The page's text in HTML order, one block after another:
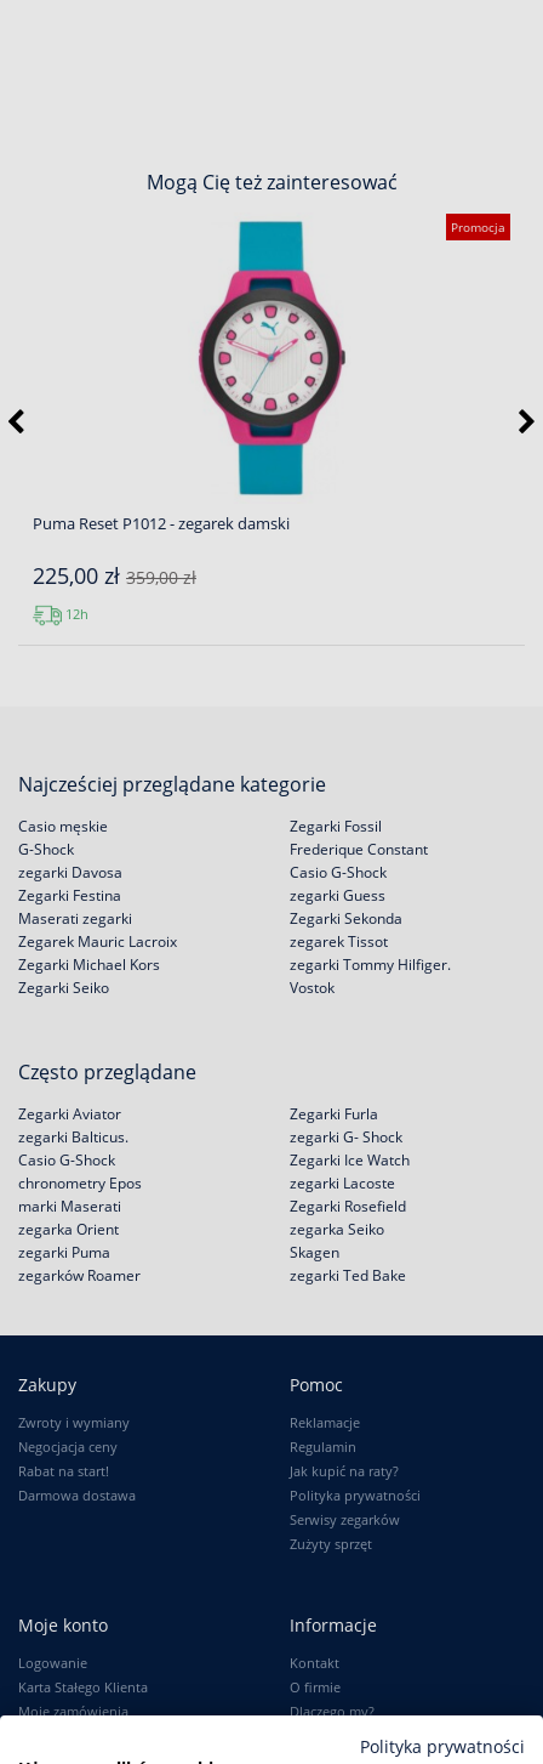
Mogą Cię też zainteresować
Promocja
Puma Reset P1012 - zegarek damski
225,00 zł 359,00 zł
12h
Najcześciej przeglądane kategorie
Casio męskie
G-Shock
zegarki Davosa
Zegarki Festina
Zegarki Fossil
Frederique Constant
Casio G-Shock
zegarki Guess
Maserati zegarki
Zegarek Mauric Lacroix
Zegarki Michael Kors
Zegarki Seiko
Zegarki Sekonda
zegarek Tissot
zegarki Tommy Hilfiger.
Vostok
Często przeglądane
Zegarki Aviator
zegarki Balticus.
Casio G-Shock
chronometry Epos
Zegarki Furla
zegarki G- Shock
Zegarki Ice Watch
zegarki Lacoste
marki Maserati
zegarka Orient
zegarki Puma
zegarków Roamer
Zegarki Rosefield
zegarka Seiko
Skagen
zegarki Ted Bake
Zakupy
Zwroty i wymiany
Negocjacja ceny
Rabat na start!
Darmowa dostawa
Pomoc
Reklamacje
Regulamin
Jak kupić na raty?
Polityka prywatności
Serwisy zegarków
Zużyty sprzęt
Moje konto
Logowanie
Karta Stałego Klienta
Moje zamówienia
Informacje
Kontakt
O firmie
Dlaczego my?
Polityka prywatności